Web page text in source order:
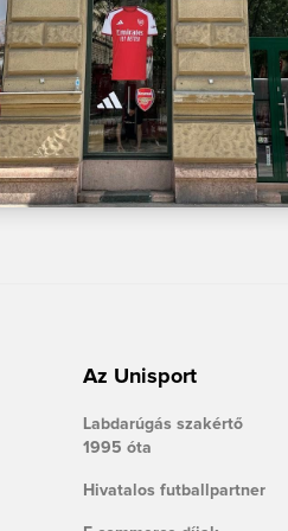
Az Unisport
Labdarúgás szakértő
1995 óta
Hivatalos futballpartner